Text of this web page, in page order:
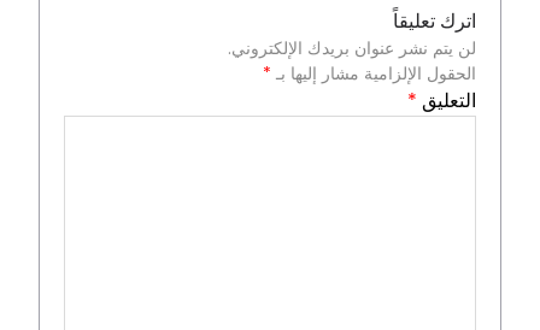
اترك تعليقاً
لن يتم نشر عنوان بريدك الإلكتروني.
الحقول الإلزامية مشار إليها بـ *
التعليق *